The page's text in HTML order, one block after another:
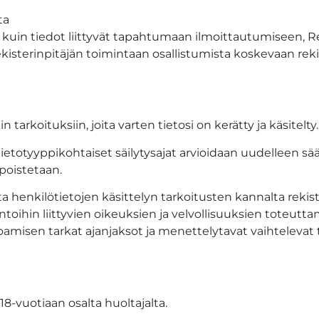
tiedot liittyvät tapahtumaan ilmoittautumiseen,
toimintaan osallistumista koskevaan
tarkoituksiin, joita varten tietosi on kerätty ja
säilytysajat arvioidaan uudelleen
henkilötietojen käsittelyn tarkoitusten kannalta
liittyvien oikeuksien ja velvollisuuksien
tarkat ajanjaksot ja menettelytavat
vuotiaan osalta huoltajalta.